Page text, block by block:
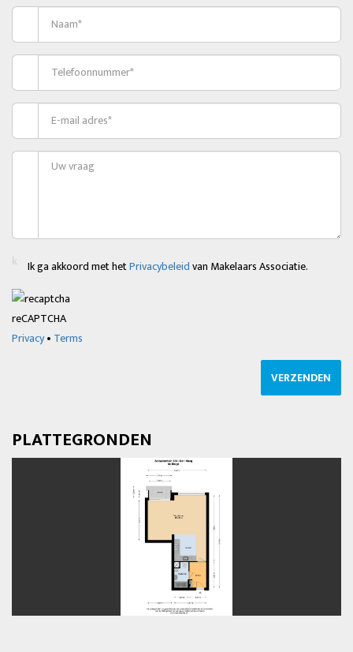
Ik ga akkoord met hetPrivacybeleidvan Makelaars Associatie.
reCAPTCHA
Privacy• Terms
VERZENDEN
PLATTEGRONDEN